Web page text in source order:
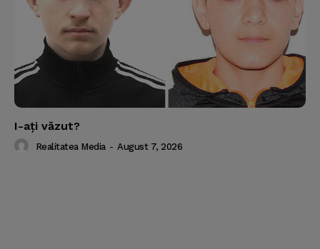
I-aţi văzut?
Realitatea Media - August 7, 2026